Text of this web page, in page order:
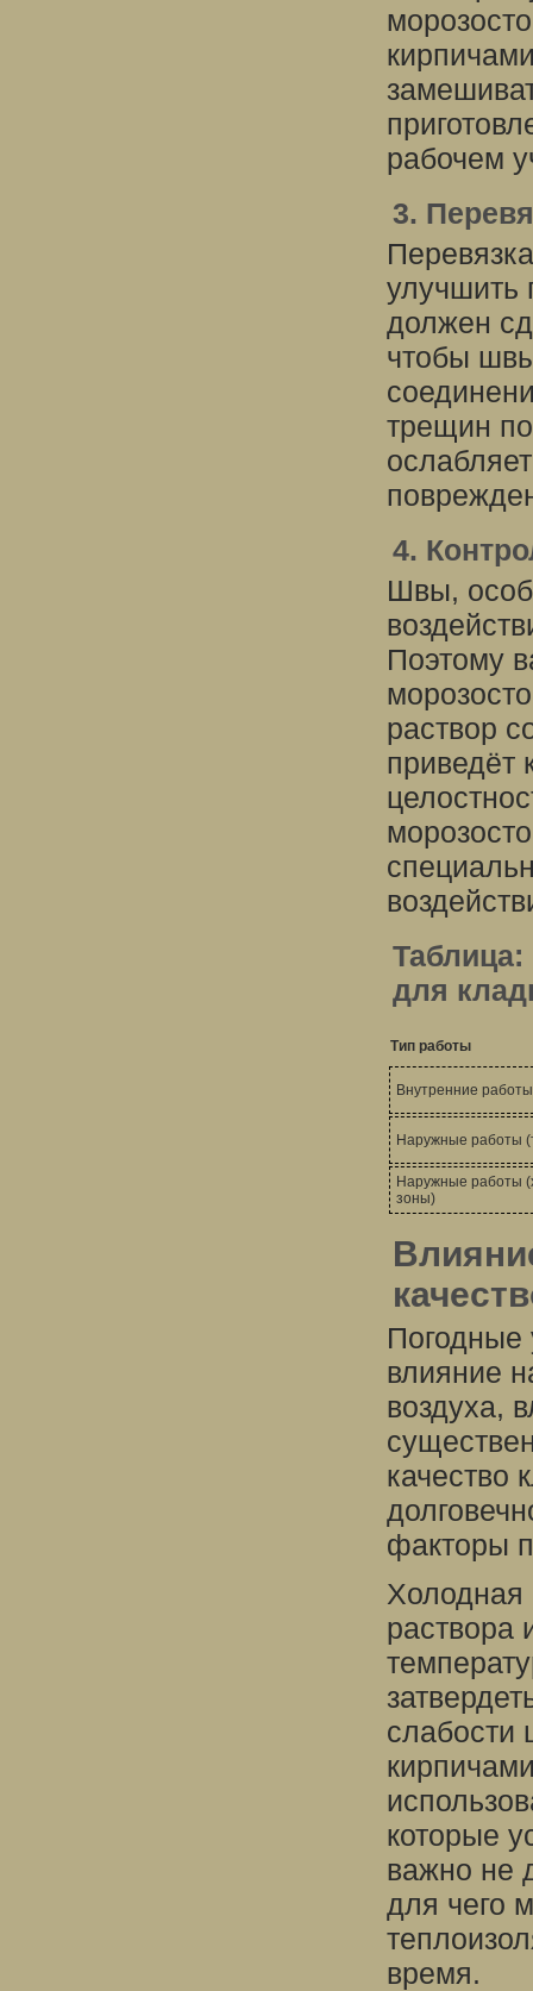
рабочем
3.
улучшить
должен
чтобы
трещин
4.
Швы,
Поэтому
раствор
приведёт
для
Тип работы
Внутренние работы
Наружные работы
Наружные работы
зоны)
Погодные
влияние
воздуха,
качество
факторы
Холодная
раствора
слабости
которые
важно не
для чего
время.